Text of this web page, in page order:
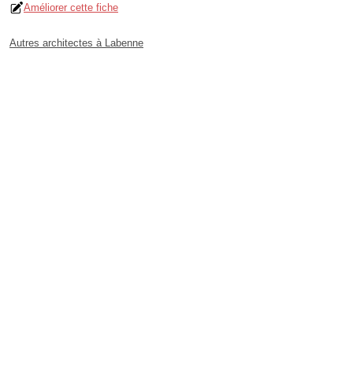
Améliorer cette fiche
Autres architectes à Labenne